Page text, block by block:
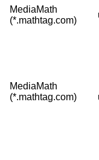
MediaMath
(*.mathtag.com)
MediaMath
(*.mathtag.com)